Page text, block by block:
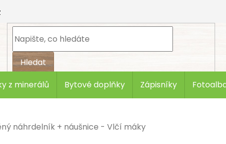
Hledat
z minerálů Bytové doplňky Zápisníky
náhrdelník + náušnice - Vlčí máky